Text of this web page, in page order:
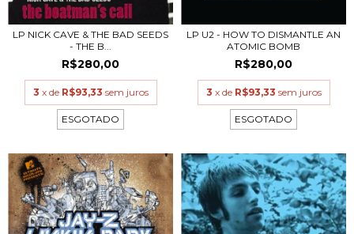
LP NICK CAVE & THE BAD SEEDS
- THE B...
R$280,00
3 x de R$93,33 sem juros
ESGOTADO
LP U2 - HOW TO DISMANTLE AN
ATOMIC BOMB
R$280,00
3 x de R$93,33 sem juros
ESGOTADO